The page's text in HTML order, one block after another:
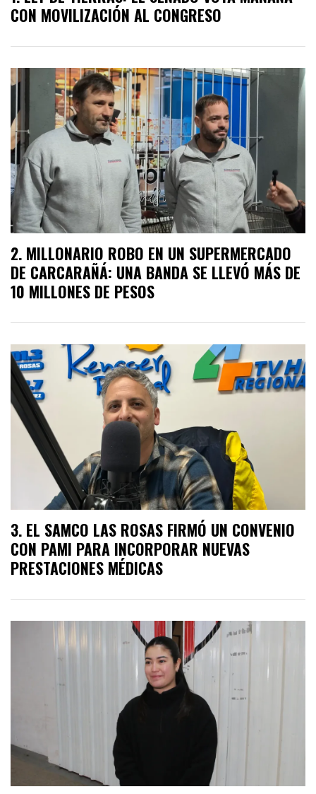
CON MOVILIZACIÓN AL CONGRESO
MILLONARIO ROBO EN UN SUPERMERCADO
DE CARCARAÑÁ: UNA BANDA SE LLEVÓ MÁS DE
10 MILLONES DE PESOS
EL SAMCO LAS ROSAS FIRMÓ UN CONVENIO
CON PAMI PARA INCORPORAR NUEVAS
PRESTACIONES MÉDICAS